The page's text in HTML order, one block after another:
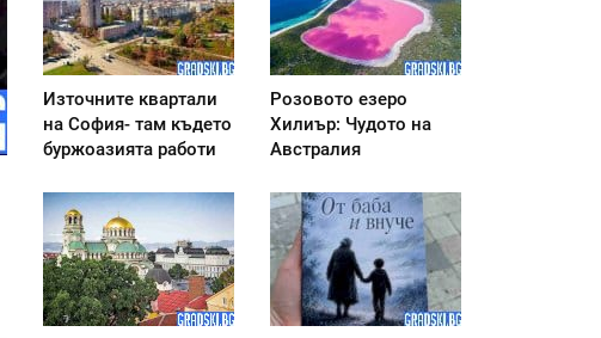
Източните квартали
на София- там където
буржоазията работи
Розовото езеро
Хилиър: Чудото на
Австралия